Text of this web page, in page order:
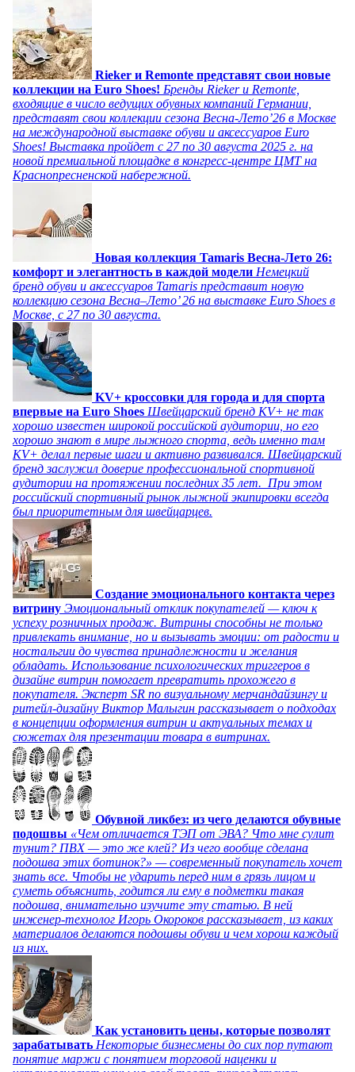
Rieker и Remonte представят свои новые
коллекции на Euro Shoes! Бренды Rieker и Remonte,
входящие в число ведущих обувных компаний Германии,
представят свои коллекции сезона Весна-Лето’26 в Москве
на международной выставке обуви и аксессуаров Euro
Shoes! Выставка пройдет c 27 по 30 августа 2025 г. на
новой премиальной площадке в конгресс-центре ЦМТ на
Краснопресненской набережной.
Новая коллекция Tamaris Весна-Лето 26:
комфорт и элегантность в каждой модели Немецкий
бренд обуви и аксессуаров Tamaris представит новую
коллекцию сезона Весна–Лето’ 26 на выставке Euro Shoes в
Москве, с 27 по 30 августа.
KV+ кроссовки для города и для спорта
впервые на Euro Shoes Швейцарский бренд KV+ не так
хорошо известен широкой российской аудитории, но его
хорошо знают в мире лыжного спорта, ведь именно там
KV+ делал первые шаги и активно развивался. Швейцарский
бренд заслужил доверие профессиональной спортивной
аудитории на протяжении последних 35 лет. При этом
российский спортивный рынок лыжной экипировки всегда
был приоритетным для швейцарцев.
Создание эмоционального контакта через
витрину Эмоциональный отклик покупателей — ключ к
успеху розничных продаж. Витрины способны не только
привлекать внимание, но и вызывать эмоции: от радости и
ностальгии до чувства принадлежности и желания
обладать. Использование психологических триггеров в
дизайне витрин помогает превратить прохожего в
покупателя. Эксперт SR по визуальному мерчандайзингу и
ритейл-дизайну Виктор Малыгин рассказывает о подходах
в концепции оформления витрин и актуальных темах и
сюжетах для презентации товара в витринах.
Обувной ликбез: из чего делаются обувные
подошвы «Чем отличается ТЭП от ЭВА? Что мне сулит
тунит? ПВХ — это же клей? Из чего вообще сделана
подошва этих ботинок?» — современный покупатель хочет
знать все. Чтобы не ударить перед ним в грязь лицом и
суметь объяснить, годится ли ему в подметки такая
подошва, внимательно изучите эту статью. В ней
инженер-технолог Игорь Окороков рассказывает, из каких
материалов делаются подошвы обуви и чем хорош каждый
из них.
Как установить цены, которые позволят
зарабатывать Некоторые бизнесмены до сих пор путают
понятие маржи с понятием торговой наценки и